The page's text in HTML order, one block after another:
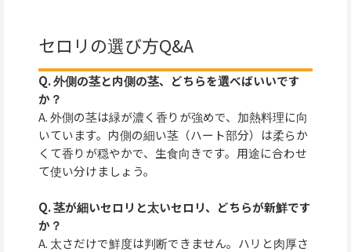
セロリの選び方Q&A
Q. 外側の茎と内側の茎、どちらを選べばいいです
か？
A. 外側の茎は緑が濃く香りが強めで、加熱料理に向
いています。内側の細い茎（ハート部分）は柔らか
くて香りが穏やかで、生食向きです。用途に合わせ
て使い分けましょう。
Q. 茎が細いセロリと太いセロリ、どちらが新鮮です
か？
A. 太さだけで鮮度は判断できません。ハリと肉厚さ